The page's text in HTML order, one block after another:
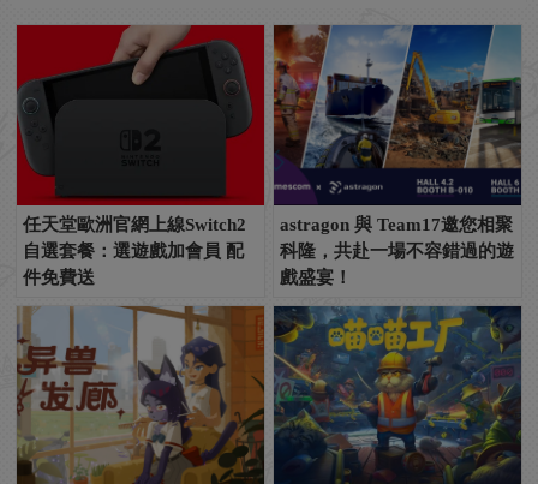
任天堂歐洲官網上線Switch2
自選套餐：選遊戲加會員 配
件免費送
astragon 與 Team17邀您相聚
科隆，共赴一場不容錯過的遊
戲盛宴！